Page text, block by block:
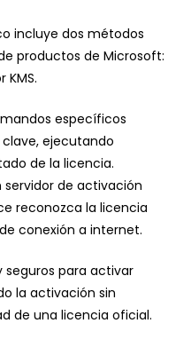
incluye dos métodos
productos de Microsoft:
específicos
ejecutando
de la licencia.
servidor de activación
reconozca la licencia
conexión a internet.
seguros para activar
la activación sin
de una licencia oficial.